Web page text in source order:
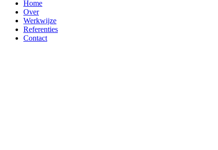
Home
Over
Werkwijze
Referenties
Contact